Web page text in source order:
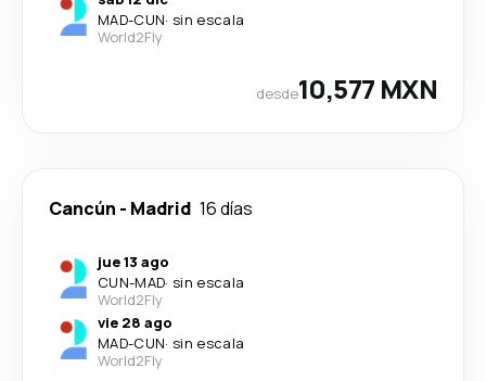
MAD-CUN· sin escala
World2Fly
desde10,577 MXN
Cancún - Madrid 16 días
jue 13 ago
CUN-MAD· sin escala
World2Fly
vie 28 ago
MAD-CUN· sin escala
World2Fly